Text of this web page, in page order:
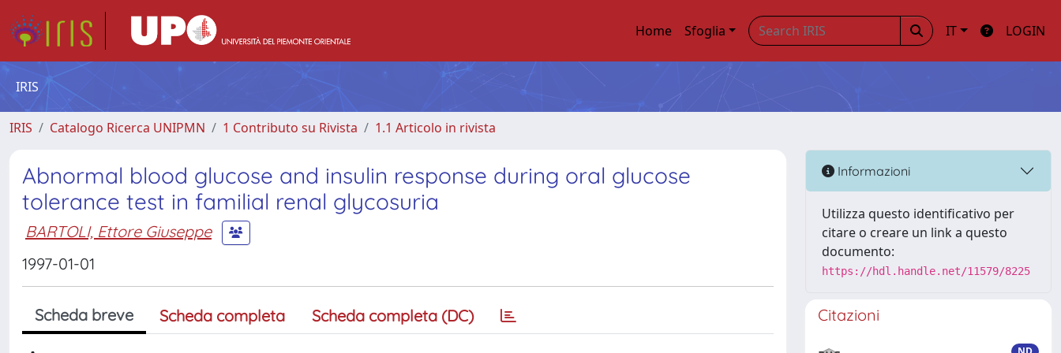
Home Sfoglia IT LOGIN
IRIS
IRIS Catalogo Ricerca UNIPMN 1 Contributo su Rivista 1.1 Articolo in rivista
Abnormal blood glucose and insulin response during oral glucose
tolerance test in familial renal glycosuria
BARTOLI, Ettore Giuseppe
1997-01-01
Scheda breve Scheda completa Scheda completa (DC)
Informazioni
Utilizza questo identificativo per
citare o creare un link a questo
documento:
https://hdl.handle.net/11579/8225
Citazioni